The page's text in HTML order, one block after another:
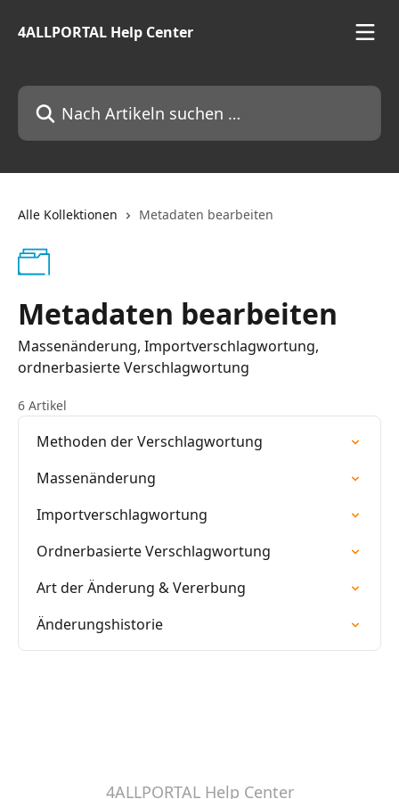
4ALLPORTAL Help Center
Nach Artikeln suchen …
Alle Kollektionen Metadaten bearbeiten
Metadaten bearbeiten
Massenänderung, Importverschlagwortung,
ordnerbasierte Verschlagwortung
6 Artikel
Methoden der Verschlagwortung
Massenänderung
Importverschlagwortung
Ordnerbasierte Verschlagwortung
Art der Änderung & Vererbung
Änderungshistorie
4ALLPORTAL Help Center